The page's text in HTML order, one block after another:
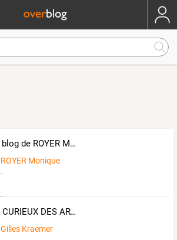
Le blog de ROYER Monique
ROYER Monique
LE CURIEUX DES ARTS
Gilles Kraemer